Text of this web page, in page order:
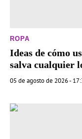
ROPA
Ideas de cómo
salva cualquier
05 de agosto de 2026 -